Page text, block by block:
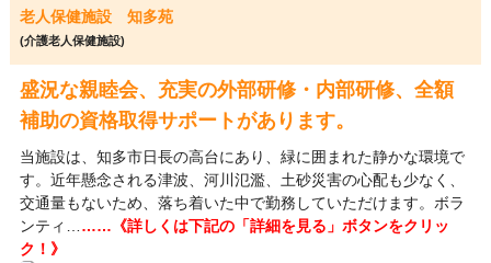
老人保健施設 知多苑
(介護老人保健施設)
盛況な親睦会、充実の外部研修・内部研修、全額
補助の資格取得サポートがあります。
当施設は、知多市日長の高台にあり、緑に囲まれた静かな環境で
す。近年懸念される津波、河川氾濫、土砂災害の心配も少なく、
交通量もないため、落ち着いた中で勤務していただけます。ボラ
ンティ… ……《詳しくは下記の「詳細を見る」ボタンをクリッ
ク！》